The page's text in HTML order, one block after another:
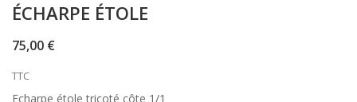
ÉCHARPE ÉTOLE
75,00 €
TTC
Echarpe étole tricoté côte 1/1